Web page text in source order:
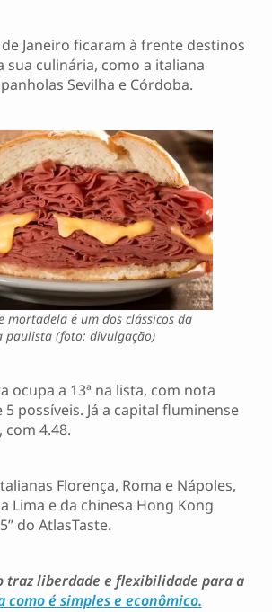
de Janeiro ficaram à frente destinos
sua culinária, como a italiana
Sevilha e Córdoba.
mortadela é um dos clássicos da
paulista (foto: divulgação)
ocupa a 13ª na lista, com nota
possíveis. Já a capital fluminense
com 4.48.
Florença, Roma e Nápoles,
Lima e da chinesa Hong Kong
do AtlasTaste.
traz liberdade e flexibilidade para a
como é simples e econômico.